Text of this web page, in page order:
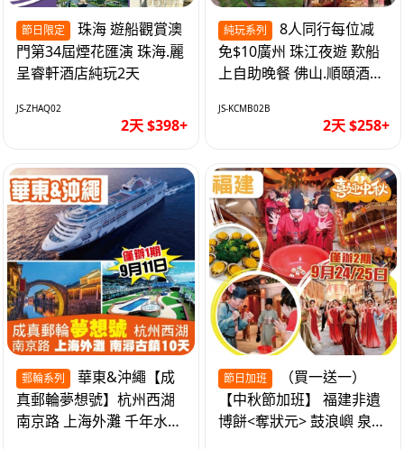
節日限定
門第34屆煙花匯演 珠海.麗
呈睿軒酒店純玩2天
JS-ZHAQ02
2天 $398+
純玩系列
免$10廣州 珠江夜遊 歎船
上自助晚餐 佛山.順頤酒店
JS-KCMB02B
2天 $258+
郵輪系列
真郵輪夢想號】杭州西湖
南京路 上海外灘 千年水鄉
節日加班
【中秋節加班】 福建非遺
博餅<奪狀元> 鼓浪嶼 泉州